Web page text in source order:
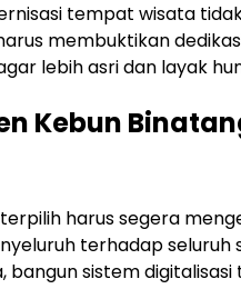
tempat wisata
membuktikan
lebih asri dan layak
Kebun
harus segera
terhadap
bangun sistem